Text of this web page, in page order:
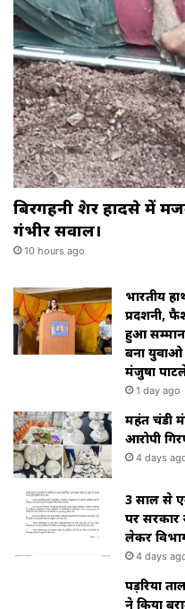
बिरगहनी क्रेशर हादसे में
गंभीर सवाल।
10 hours ago
भारतीय
प्रदर्शनी,
हुआ
बना युवाओ
मंजुषा
1 day ago
महंत चंडी
आरोपी
4 days
3 साल से
पर सरकार
लेकर
4 days
पड़रिया
ने किया